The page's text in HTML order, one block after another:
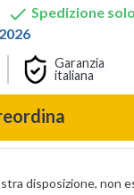
 Spedizione
Garanzia
italiana
disposizione, non